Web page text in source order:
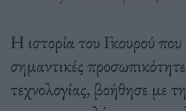
Η ιστορία του Γκουρού που
σημαντικές
τεχνολογίας, βοήθησε με